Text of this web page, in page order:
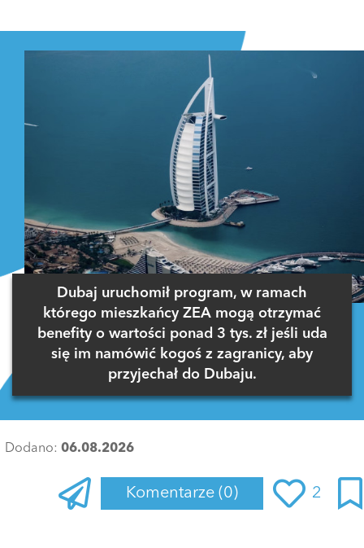
Dubaj uruchomił program, w ramach
którego mieszkańcy ZEA mogą otrzymać
benefity o wartości ponad 3 tys. zł jeśli uda
się im namówić kogoś z zagranicy, aby
przyjechał do Dubaju.
Dodano: 06.08.2026
Komentarze (0) 2